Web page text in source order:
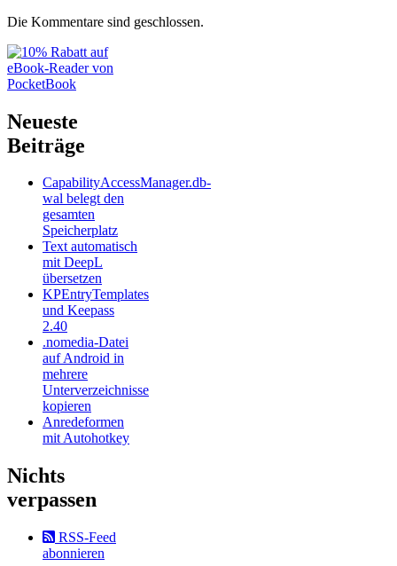
Die Kommentare sind geschlossen.
Neueste
Beiträge
CapabilityAccessManager.db-
wal belegt den
gesamten
Speicherplatz
Text automatisch
mit DeepL
übersetzen
KPEntryTemplates
und Keepass
2.40
.nomedia-Datei
auf Android in
mehrere
Unterverzeichnisse
kopieren
Anredeformen
mit Autohotkey
Nichts
verpassen
RSS-Feed
abonnieren